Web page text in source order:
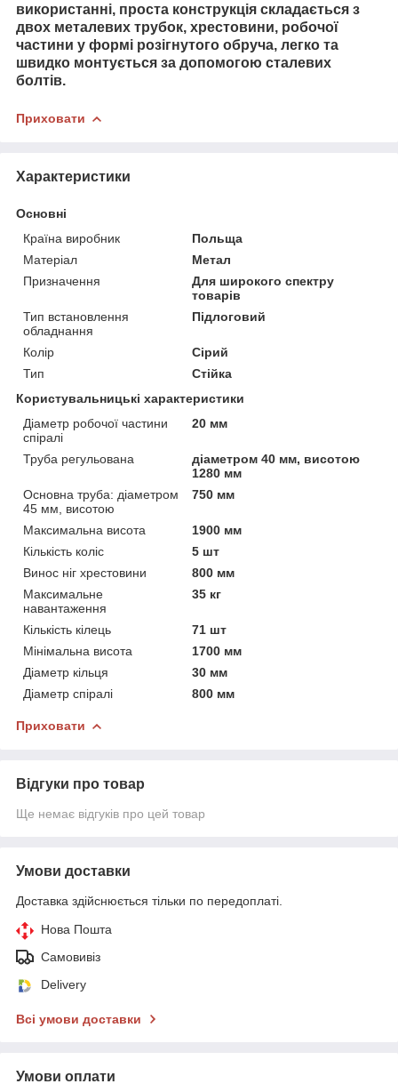
використанні, проста конструкція складається з
двох металевих трубок, хрестовини, робочої
частини у формі розігнутого обруча, легко та
швидко монтується за допомогою сталевих
болтів.
Приховати
Характеристики
Основні
Країна виробник
Польща
Матеріал
Метал
Призначення
Для широкого спектру
товарів
Тип встановлення
обладнання
Підлоговий
Колір
Сірий
Тип
Стійка
Користувальницькі характеристики
Діаметр робочої частини
спіралі
20 мм
Труба регульована
діаметром 40 мм, висотою
1280 мм
Основна труба: діаметром
45 мм, висотою
750 мм
Максимальна висота
1900 мм
Кількість коліс
5 шт
Винос ніг хрестовини
800 мм
Максимальне
навантаження
35 кг
Кількість кілець
71 шт
Мінімальна висота
1700 мм
Діаметр кільця
30 мм
Діаметр спіралі
800 мм
Приховати
Відгуки про товар
Ще немає відгуків про цей товар
Умови доставки
Доставка здійснюється тільки по передоплаті.
Нова Пошта
Самовивіз
Delivery
Всі умови доставки
Умови оплати